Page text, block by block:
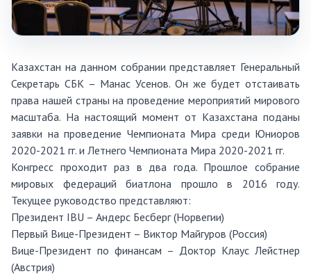
Казахстан на данном собрании представляет Генеральный
Секретарь СБК – Манас Усенов. Он же будет отстаивать
права нашей страны на проведение мероприятий мирового
масштаба. На настоящий момент от Казахстана поданы
заявки на проведение Чемпионата Мира среди Юниоров
2020-2021 гг. и Летнего Чемпионата Мира 2020-2021 гг.
Конгресс проходит раз в два года. Прошлое собрание
мировых федераций биатлона прошло в 2016 году.
Текущее руководство представляют:
Президент IBU – Андерс Бесберг (Норвегии)
Первый Вице-Президент – Виктор Майгуров (Россия)
Вице-Президент по финансам – Доктор Клаус Лейстнер
(Австрия)